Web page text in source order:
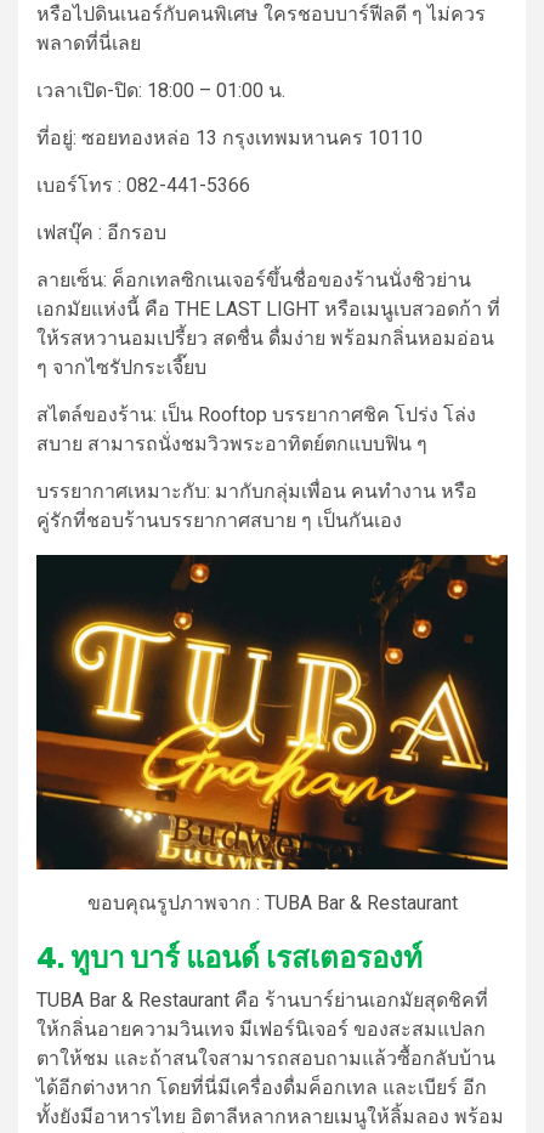
หรือไปดินเนอร์กับคนพิเศษ ใครชอบบาร์ฟีลดี ๆ ไม่ควร
พลาดที่นี่เลย
เวลาเปิด-ปิด: 18:00 – 01:00 น.
ที่อยู่: ซอยทองหล่อ 13 กรุงเทพมหานคร 10110
เบอร์โทร : 082-441-5366
เฟสบุ๊ค : อีกรอบ
ลายเซ็น: ค็อกเทลซิกเนเจอร์ขึ้นชื่อของร้านนั่งชิวย่าน
เอกมัยแห่งนี้ คือ THE LAST LIGHT หรือเมนูเบสวอดก้า ที่
ให้รสหวานอมเปรี้ยว สดชื่น ดื่มง่าย พร้อมกลิ่นหอมอ่อน
ๆ จากไซรัปกระเจี๊ยบ
สไตล์ของร้าน: เป็น Rooftop บรรยากาศชิค โปร่ง โล่ง
สบาย สามารถนั่งชมวิวพระอาทิตย์ตกแบบฟิน ๆ
บรรยากาศเหมาะกับ: มากับกลุ่มเพื่อน คนทำงาน หรือ
คู่รักที่ชอบร้านบรรยากาศสบาย ๆ เป็นกันเอง
ขอบคุณรูปภาพจาก : TUBA Bar & Restaurant
4. ทูบา บาร์ แอนด์ เรสเตอรองท์
TUBA Bar & Restaurant คือ ร้านบาร์ย่านเอกมัยสุดชิคที่
ให้กลิ่นอายความวินเทจ มีเฟอร์นิเจอร์ ของสะสมแปลก
ตาให้ชม และถ้าสนใจสามารถสอบถามแล้วซื้อกลับบ้าน
ได้อีกต่างหาก โดยที่นี่มีเครื่องดื่มค็อกเทล และเบียร์ อีก
ทั้งยังมีอาหารไทย อิตาลีหลากหลายเมนูให้ลิ้มลอง พร้อม